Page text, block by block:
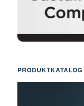
PRODUKTKATALOG